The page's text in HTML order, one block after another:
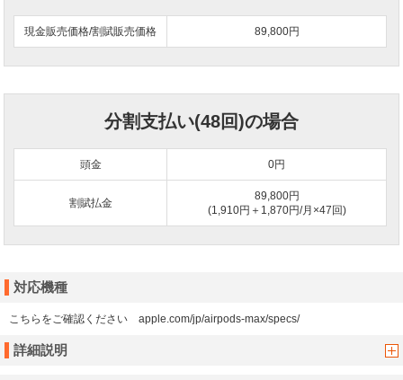
現金販売価格/割賦販売価格 89,800円
分割支払い(48回)の場合
頭金 0円
割賦払金
89,800円
(1,910円＋1,870円/月×47回)
対応機種
こちらをご確認ください apple.com/jp/airpods-max/specs/
詳細説明